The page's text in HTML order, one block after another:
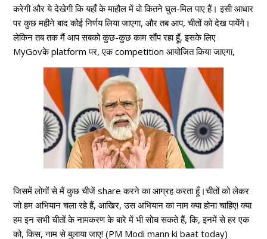
करेगी और ये देखेगी कि यहाँ के माहौल में वो कितने घुल-मिल पाए हैं। इसी आधार
पर कुछ महीने बाद कोई निर्णय लिया जाएगा, और तब आप, चीतों को देख पायेंगे।
लेकिन तब तक मैं आप सबको कुछ-कुछ काम सौंप रहा हूँ, इसके लिए
MyGovके platform पर, एक competition आयोजित किया जाएगा,
जिसमें लोगों से मैं कुछ चीजें share करने का आग्रह करता हूँ।चीतों को लेकर
जो हम अभियान चला रहे हैं, आखिर, उस अभियान का नाम क्या होना चाहिए! क्या
हम इन सभी चीतों के नामकरण के बारे में भी सोच सकते हैं, कि, इनमें से हर एक
को, किस, नाम से बुलाया जाए! (PM Modi mann ki baat today)